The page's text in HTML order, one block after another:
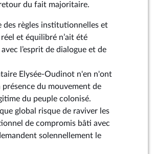
du fait majoritaire.
des règles institutionnelles et
et équilibré n’ait été
l’esprit de dialogue et de
Elysée-Oudinot n'en n'ont
du mouvement de
du peuple colonisé.
global risque de raviver les
de compromis bâti avec
solennellement le